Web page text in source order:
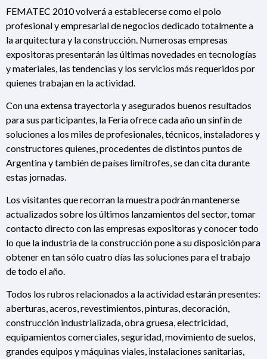
FEMATEC 2010 volverá a establecerse como el polo
profesional y empresarial de negocios dedicado totalmente a
la arquitectura y la construcción. Numerosas empresas
expositoras presentarán las últimas novedades en tecnologías
y materiales, las tendencias y los servicios más requeridos por
quienes trabajan en la actividad.
Con una extensa trayectoria y asegurados buenos resultados
para sus participantes, la Feria ofrece cada año un sinfín de
soluciones a los miles de profesionales, técnicos, instaladores y
constructores quienes, procedentes de distintos puntos de
Argentina y también de países limítrofes, se dan cita durante
estas jornadas.
Los visitantes que recorran la muestra podrán mantenerse
actualizados sobre los últimos lanzamientos del sector, tomar
contacto directo con las empresas expositoras y conocer todo
lo que la industria de la construcción pone a su disposición para
obtener en tan sólo cuatro días las soluciones para el trabajo
de todo el año.
Todos los rubros relacionados a la actividad estarán presentes:
aberturas, aceros, revestimientos, pinturas, decoración,
construcción industrializada, obra gruesa, electricidad,
equipamientos comerciales, seguridad, movimiento de suelos,
grandes equipos y máquinas viales, instalaciones sanitarias,